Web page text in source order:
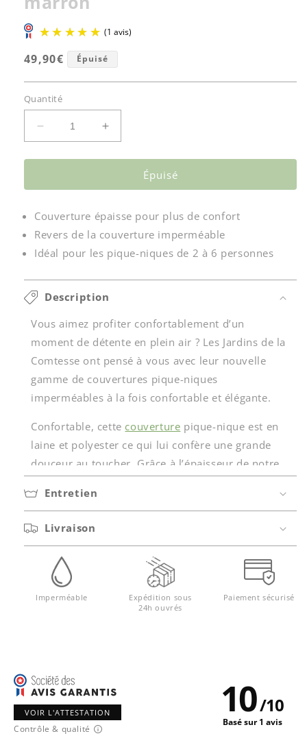
Prix
49,90€ Épuisé
Quantité
Réduire
la
quantité
Couverture
nique
imperméable
tartan
écossais
Augmenter
la
quantité
Couverture
nique
imperméable
tartan
écossais
Épuisé
Couverture épaisse pour plus de confort
Revers de la couverture imperméable
Idéal pour les pique-niques de 2 à 6 personnes
Description
Vous aimez profiter confortablement d’un
moment de détente en plein air ? Les Jardins de la
Comtesse ont pensé à vous avec leur nouvelle
gamme de couvertures pique-niques
imperméables à la fois confortable et élégante.
Confortable, cette couverture pique-nique est en
laine et polyester ce qui lui confère une grande
douceur au toucher. Grâce à l’épaisseur de notre
pourrez profiter d’un agréable pique-nique, même
que le sol est frais.
Élégante, cette couverture pique-nique est réalisée
dans un magnifique motif tartan bleu nuit. Une
magnifique sangle en simili marron permet de
pique-niques de 2 à 6 personnes et se marie à
merveille avec nos
ou nossacs à
dos isothermes.
Entretien
Livraison
Imperméable
Expédition sous
24h ouvrés
Paiement sécurisé
VOIR L'ATTESTATION
Contrôle & qualité
10/10
Basé sur 1 avis